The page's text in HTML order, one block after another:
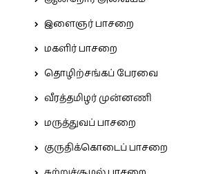
இளைஞர் பாசறை
மகளிர் பாசறை
தொழிற்சங்கப் பேரவை
வீரத்தமிழர் முன்னணி
மருத்துவப் பாசறை
குருதிக்கொடைப் பாசறை